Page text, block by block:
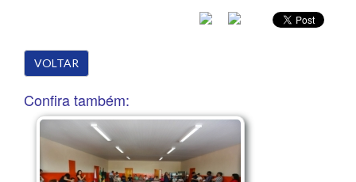
VOLTAR
Confira também: